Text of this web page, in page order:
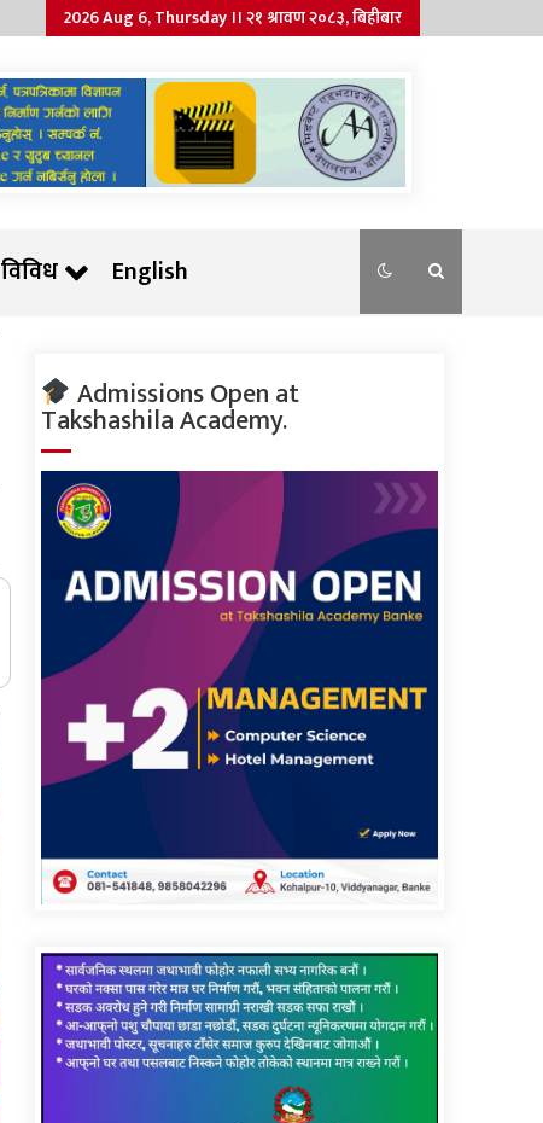
2026 Aug 6, Thursday ।। २१ श्रावण २०८३, बिहीबार
विविध English
Admissions Open at
Takshashila Academy.